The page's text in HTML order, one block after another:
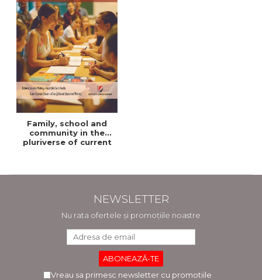
Family, school and
community in the
pluriverse of current
NEWSLETTER
Nu rata ofertele și promoțiile noastre
Vreau sa primesc newsletter cu promotiile